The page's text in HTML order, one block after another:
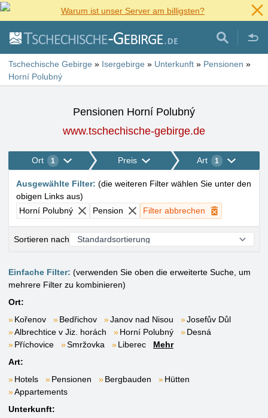
Warum ist unser Server am billigsten?
Tschechische Gebirge » Isergebirge » Unterkunft » Pensionen »
Horní Polubný
Pensionen Horní Polubný
www.tschechische-gebirge.de
Ort 1 Preis Art 1
Ausgewählte Filter: (die weiteren Filter wählen Sie unter den
obigen Links aus)
Horní Polubný
Pension Filter abbrechen
Sortieren nach
Einfache Filter: (verwenden Sie oben die erweiterte Suche, um
mehrere Filter zu kombinieren)
Ort:
Kořenov
Bedřichov Janov nad Nisou
Josefův Důl
Albrechtice v Jiz. horách
Horní Polubný
Desná
Příchovice
Smržovka Liberec
Mehr
Art:
Hotels
Pensionen Bergbauden
Hütten
Appartements
Unterkunft: